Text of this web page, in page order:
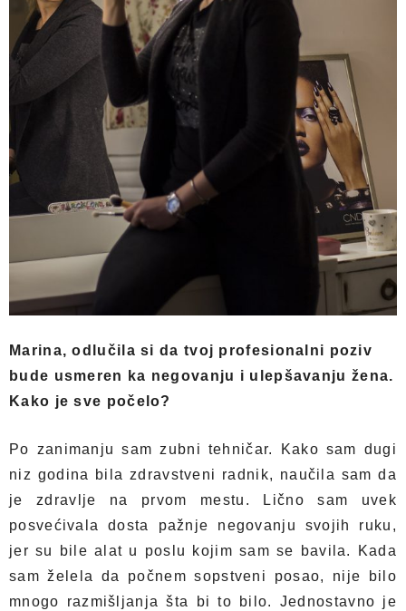
Marina, odlučila si da tvoj profesionalni poziv
bude usmeren ka negovanju i ulepšavanju žena.
Kako je sve počelo?
Po zanimanju sam zubni tehničar. Kako sam dugi
niz godina bila zdravstveni radnik, naučila sam da
je zdravlje na prvom mestu. Lično sam uvek
posvećivala dosta pažnje negovanju svojih ruku,
jer su bile alat u poslu kojim sam se bavila. Kada
sam želela da počnem sopstveni posao, nije bilo
mnogo razmišljanja šta bi to bilo. Jednostavno je